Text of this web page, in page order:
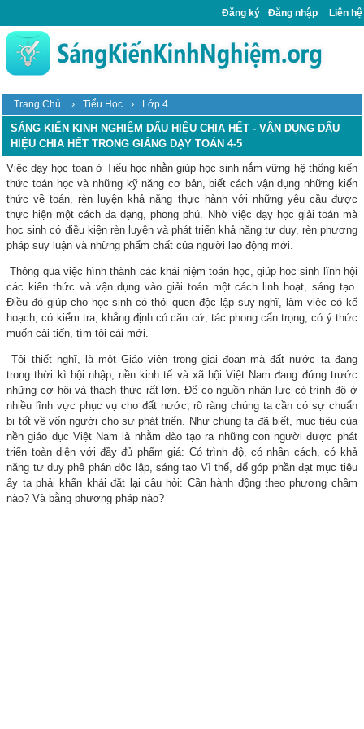
Đăng ký Đăng nhập Liên hệ
Trang Chủ › Tiểu Học › Lớp 4
SÁNG KIẾN KINH NGHIỆM DẤU HIỆU CHIA HẾT - VẬN DỤNG DẤU
HIỆU CHIA HẾT TRONG GIẢNG DẠY TOÁN 4-5
Việc dạy học toán ở Tiểu học nhằn giúp học sinh nắm vững hệ thống kiến
thức toán học và những kỹ năng cơ bản, biết cách vận dụng những kiến
thức về toán, rèn luyện khả năng thực hành với những yêu cầu được
thực hiện một cách đa dạng, phong phú. Nhờ việc dạy học giải toán mà
học sinh có điều kiện rèn luyện và phát triển khả năng tư duy, rèn phương
pháp suy luận và những phẩm chất của người lao động mới.
Thông qua việc hình thành các khái niệm toán học, giúp học sinh lĩnh hội
các kiến thức và vận dụng vào giải toán một cách linh hoạt, sáng tạo.
Điều đó giúp cho học sinh có thói quen độc lập suy nghĩ, làm việc có kế
hoạch, có kiểm tra, khẳng định có căn cứ, tác phong cẩn trọng, có ý thức
muốn cải tiến, tìm tòi cái mới.
Tôi thiết nghĩ, là một Giáo viên trong giai đoạn mà đất nước ta đang
trong thời kì hội nhập, nền kinh tế và xã hội Việt Nam đang đứng trước
những cơ hội và thách thức rất lớn. Để có nguồn nhân lực có trình độ ở
nhiều lĩnh vực phục vụ cho đất nước, rõ ràng chúng ta cần có sự chuẩn
bị tốt về vốn người cho sự phát triển. Như chúng ta đã biết, mục tiêu của
nền giáo dục Việt Nam là nhằm đào tạo ra những con người được phát
triển toàn diện với đầy đủ phẩm giá: Có trình độ, có nhân cách, có khả
năng tư duy phê phán độc lập, sáng tạo Vì thế, để góp phần đạt mục tiêu
ấy ta phải khẩn khái đặt lại câu hỏi: Cần hành động theo phương châm
nào? Và bằng phương pháp nào?